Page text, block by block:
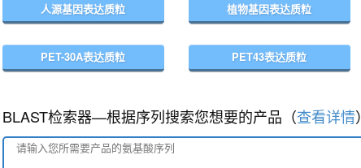
人源基因表达质粒 植物基因表达质粒
PET-30A表达质粒 PET43表达质粒
BLAST检索器—根据序列搜索您想要的产品（查看详情）